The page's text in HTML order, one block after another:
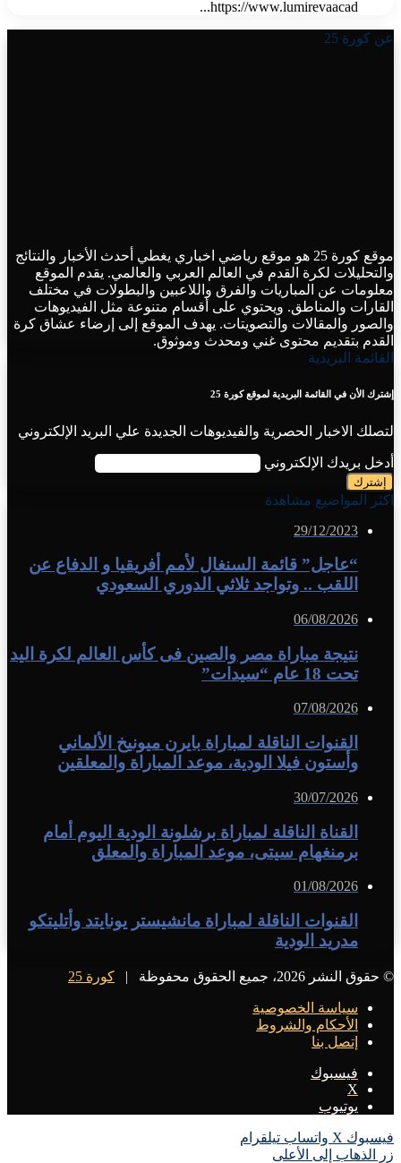
https://www.lumirevaacad...
عن كورة 25
موقع كورة 25 هو موقع رياضي اخباري يغطي أحدث الأخبار والنتائج
والتحليلات لكرة القدم في العالم العربي والعالمي. يقدم الموقع
معلومات عن المباريات والفرق واللاعبين والبطولات في مختلف
القارات والمناطق. ويحتوي على أقسام متنوعة مثل الفيديوهات
والصور والمقالات والتصويتات. يهدف الموقع إلى إرضاء عشاق كرة
القدم بتقديم محتوى غني ومحدث وموثوق.
القائمة البريدية
إشترك الأن في القائمة البريدية لموقع كورة 25
لتصلك الاخبار الحصرية والفيديوهات الجديدة علي البريد الإلكتروني
أدخل بريدك الإلكتروني
اكثر المواضيع مشاهدة
29/12/2023
“عاجل” قائمة السنغال لأمم أفريقيا و الدفاع عن
اللقب .. وتواجد ثلاثي الدوري السعودي
06/08/2026
نتيجة مباراة مصر والصين فى كأس العالم لكرة اليد
تحت 18 عام “سيدات”
07/08/2026
القنوات الناقلة لمباراة بايرن ميونيخ الألماني
وأستون فيلا الودية، موعد المباراة والمعلقين
30/07/2026
القناة الناقلة لمباراة برشلونة الودية اليوم أمام
برمنغهام سيتى، موعد المباراة والمعلق
01/08/2026
القنوات الناقلة لمباراة مانشيستر يونايتد وأتليتكو
مدريد الودية
© حقوق النشر 2026، جميع الحقوق محفوظة | كورة 25
سياسة الخصوصية
الأحكام والشروط
إتصل بنا
فيسبوك
X
يوتيوب
فيسبوك X واتساب تيلقرام
زر الذهاب إلى الأعلى